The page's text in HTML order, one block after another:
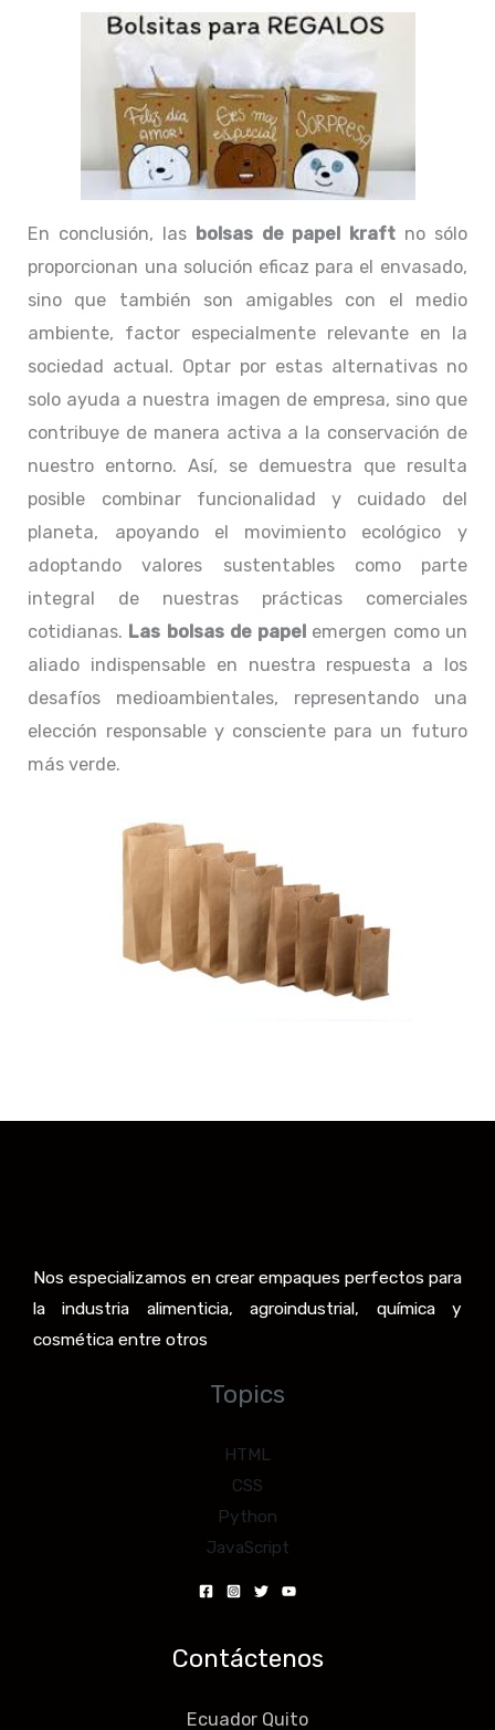
En conclusión, las bolsas de papel kraft no sólo
proporcionan una solución eficaz para el envasado,
sino que también son amigables con el medio
ambiente, factor especialmente relevante en la
sociedad actual. Optar por estas alternativas no
solo ayuda a nuestra imagen de empresa, sino que
contribuye de manera activa a la conservación de
nuestro entorno. Así, se demuestra que resulta
posible combinar funcionalidad y cuidado del
planeta, apoyando el movimiento ecológico y
adoptando valores sustentables como parte
integral de nuestras prácticas comerciales
cotidianas. Las bolsas de papel emergen como un
aliado indispensable en nuestra respuesta a los
desafíos medioambientales, representando una
elección responsable y consciente para un futuro
más verde.
Nos especializamos en crear empaques perfectos para
la industria alimenticia, agroindustrial, química y
cosmética entre otros
Topics
HTML
CSS
Python
JavaScript
Contáctenos
Ecuador Quito